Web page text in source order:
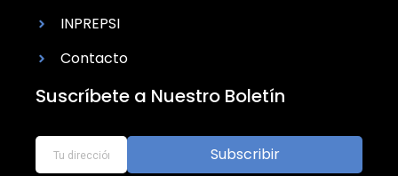
INPREPSI
Contacto
Suscríbete a Nuestro Boletín
Subscribir